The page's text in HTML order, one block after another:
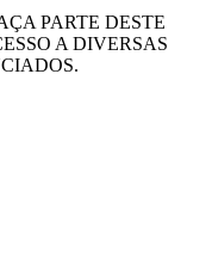
PARTE DESTE
A DIVERSAS